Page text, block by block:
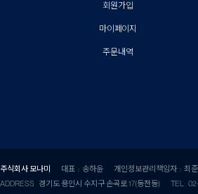
회원가입
마이페이지
주문내역
주식회사 모나미 대표 : 송하윤 개인정보관리책임자 : 최준
ADDRESS 경기도 용인시 수지구 손곡로 17(동천동)
TEL